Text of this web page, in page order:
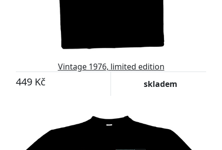
Vintage 1976, limited edition
449 Kč skladem